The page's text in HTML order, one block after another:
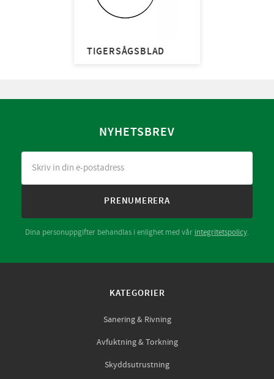
TIGERSÅGSBLAD
NYHETSBREV
PRENUMERERA
Dina personuppgifter behandlas i enlighet med vår integritetspolicy.
KATEGORIER
Sanering & Rivning
Avfuktning & Torkning
Skyddsutrustning